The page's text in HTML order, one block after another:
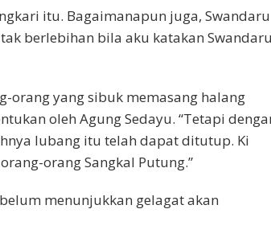
itu. Bagaimanapun juga, Swandaru
berlebihan bila aku katakan Swandaru
orang yang sibuk memasang halang
oleh Agung Sedayu. “Tetapi
lubang itu telah dapat ditutup. Ki
orang Sangkal Putung.”
menunjukkan gelagat akan